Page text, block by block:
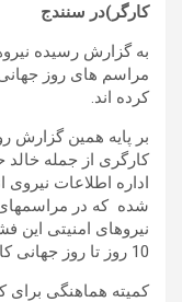
کارگر)در سنندج
به گزارش رسیده
مراسم های روز
کرده اند.
کارگری از جمله
اداره اطلاعات نیروی
شده که در
نیروهای امنیتی این
10 روز تا روز جهانی کارگر باقی مانده است.
کمیته هماهنگی برای